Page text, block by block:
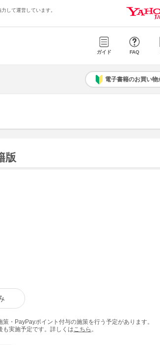
して運営しています。
ガイド FAQ
電子書籍のお買い
版
・PayPayポイント付与の施策を行う予定があります。
も実施予定です。詳しくは こちら 。